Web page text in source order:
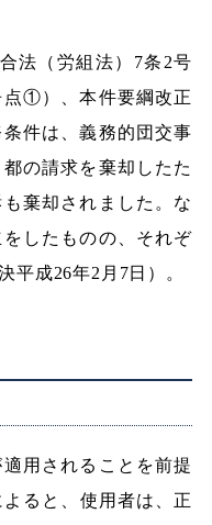
法（労組法）7条2号
点①）、本件要綱改正
件は、義務的団交事
の請求を棄却したた
棄却されました。な
したものの、それぞ
平成26年2月7日）。
用されることを前提
ると、使用者は、正